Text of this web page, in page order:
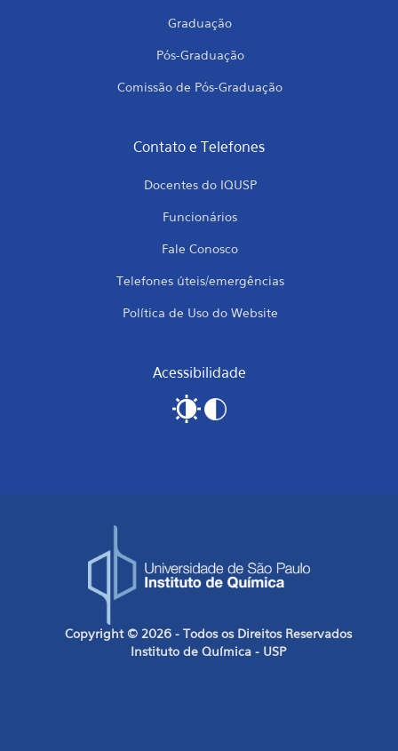
Graduação
Pós-Graduação
Comissão de Pós-Graduação
Contato e Telefones
Docentes do IQUSP
Funcionários
Fale Conosco
Telefones úteis/emergências
Política de Uso do Website
Acessibilidade
Copyright © 2026 - Todos os Direitos Reservados
Instituto de Química - USP